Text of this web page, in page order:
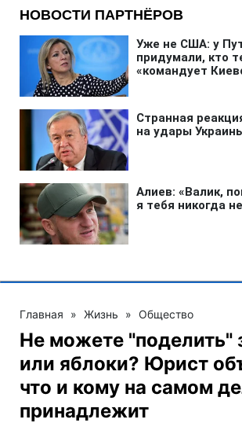
Главная » Жизнь » Общество
Не можете "поделить"
или яблоки? Юрист
что и кому на самом
принадлежит